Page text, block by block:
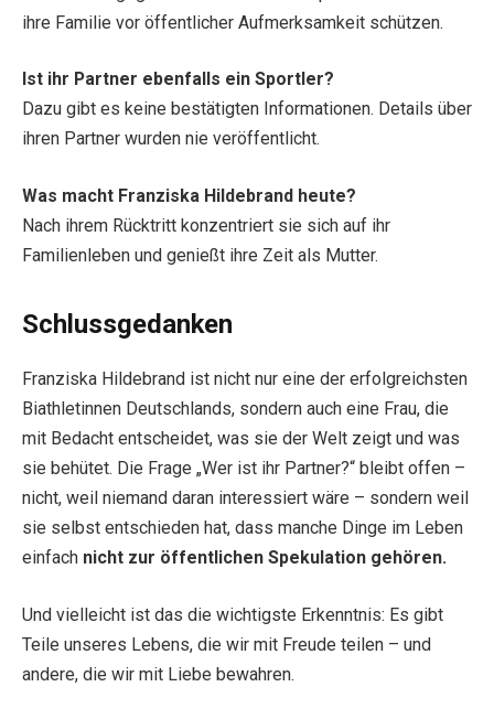
ihre Familie vor öffentlicher Aufmerksamkeit schützen.
Ist ihr Partner ebenfalls ein Sportler?
Dazu gibt es keine bestätigten Informationen. Details über
ihren Partner wurden nie veröffentlicht.
Was macht Franziska Hildebrand heute?
Nach ihrem Rücktritt konzentriert sie sich auf ihr
Familienleben und genießt ihre Zeit als Mutter.
Schlussgedanken
Franziska Hildebrand ist nicht nur eine der erfolgreichsten
Biathletinnen Deutschlands, sondern auch eine Frau, die
mit Bedacht entscheidet, was sie der Welt zeigt und was
sie behütet. Die Frage „Wer ist ihr Partner?“ bleibt offen –
nicht, weil niemand daran interessiert wäre – sondern weil
sie selbst entschieden hat, dass manche Dinge im Leben
einfach nicht zur öffentlichen Spekulation gehören.
Und vielleicht ist das die wichtigste Erkenntnis: Es gibt
Teile unseres Lebens, die wir mit Freude teilen – und
andere, die wir mit Liebe bewahren.